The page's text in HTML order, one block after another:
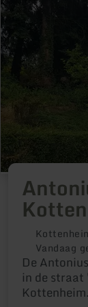
Vandaag
De
in de straat
Kottenheim.
informatie
over:
Antoniuskapelle
in
Kottenheim